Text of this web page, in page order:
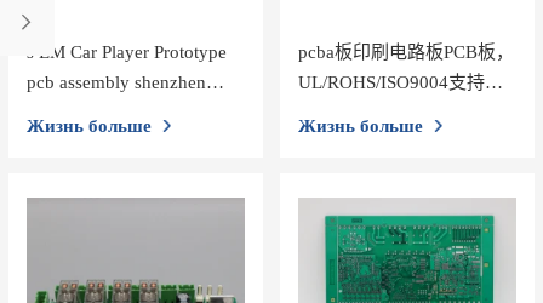
s EM Car Player Prototype
pcb assembly shenzhen
ISO9001
Жизнь больше
pcba板印刷电路板PCB板，
UL/ROHS/ISO9004支持，
Жизнь больше